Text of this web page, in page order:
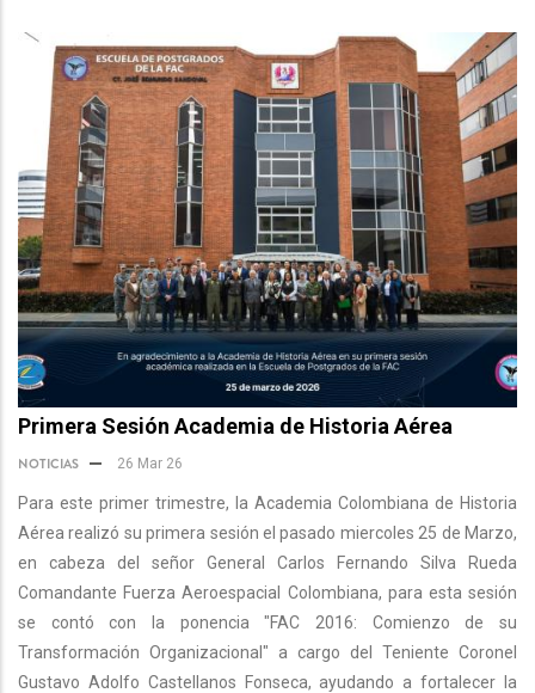
Primera Sesión Academia de Historia Aérea
NOTICIAS 26 Mar 26
Para este primer trimestre, la Academia Colombiana de Historia
Aérea realizó su primera sesión el pasado miercoles 25 de Marzo,
en cabeza del señor General Carlos Fernando Silva Rueda
Comandante Fuerza Aeroespacial Colombiana, para esta sesión
se contó con la ponencia "FAC 2016: Comienzo de su
Transformación Organizacional" a cargo del Teniente Coronel
Gustavo Adolfo Castellanos Fonseca, ayudando a fortalecer la